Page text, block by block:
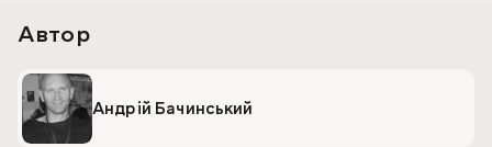
Автор
Андрій Бачинський